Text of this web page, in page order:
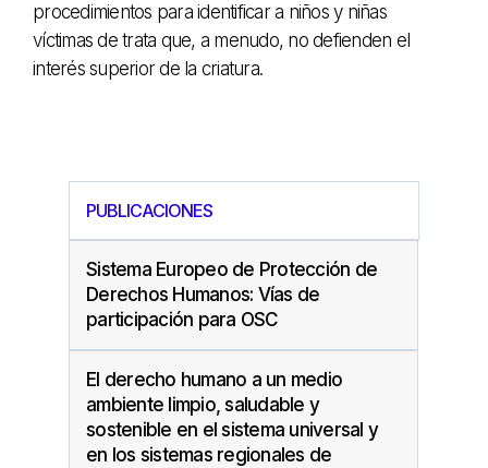
procedimientos para identificar a niños y niñas
víctimas de trata que, a menudo, no defienden el
interés superior de la criatura.
PUBLICACIONES
Sistema Europeo de Protección de
Derechos Humanos: Vías de
participación para OSC
El derecho humano a un medio
ambiente limpio, saludable y
sostenible en el sistema universal y
en los sistemas regionales de